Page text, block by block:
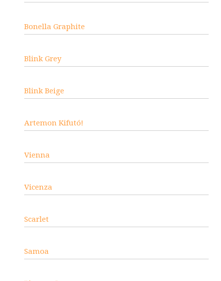
Bonella Graphite
Blink Grey
Blink Beige
Artemon Kifutó!
Vienna
Vicenza
Scarlet
Samoa